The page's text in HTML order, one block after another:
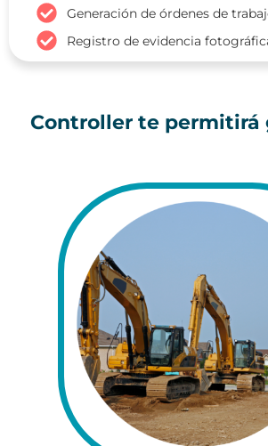
Generación de órdenes de
Registro de evidencia
Controller te permitirá